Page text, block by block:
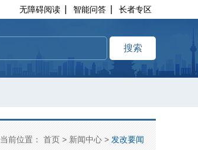
无障碍阅读 智能问答 长者专区
搜索
当前位置： 首页 > 新闻中心 > 发改要闻